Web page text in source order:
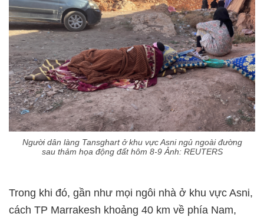
Người dân làng Tansghart ở khu vực Asni ngủ ngoài đường
sau thảm họa động đất hôm 8-9 Ảnh: REUTERS
Trong khi đó, gần như mọi ngôi nhà ở khu vực Asni,
cách TP Marrakesh khoảng 40 km về phía Nam,